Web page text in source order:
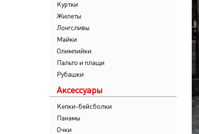
Куртки
Жилеты
Лонгсливы
Майки
Олимпийки
Пальто и плащи
Рубашки
Аксессуары
Кепки-бейсболки
Панамы
Очки